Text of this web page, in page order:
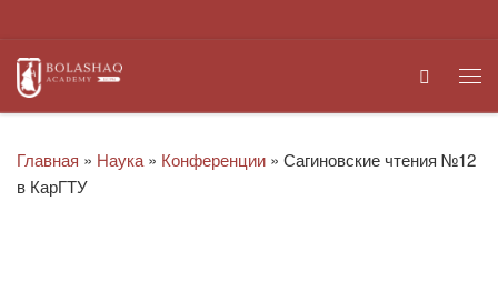
Search
Главная » Наука » Конференции » Сагиновские чтения №12
в КарГТУ